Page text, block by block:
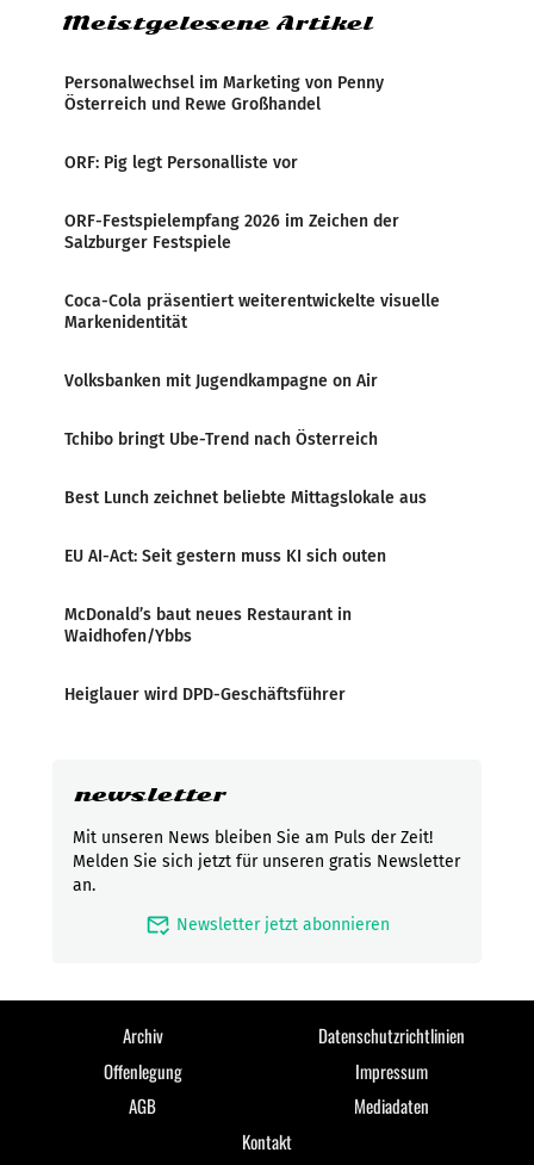
Meistgelesene Artikel
Personalwechsel im Marketing von Penny
Österreich und Rewe Großhandel
ORF: Pig legt Personalliste vor
ORF-Festspielempfang 2026 im Zeichen der
Salzburger Festspiele
Coca-Cola präsentiert weiterentwickelte visuelle
Markenidentität
Volksbanken mit Jugendkampagne on Air
Tchibo bringt Ube-Trend nach Österreich
Best Lunch zeichnet beliebte Mittagslokale aus
EU AI-Act: Seit gestern muss KI sich outen
McDonald’s baut neues Restaurant in
Waidhofen/Ybbs
Heiglauer wird DPD-Geschäftsführer
newsletter
Mit unseren News bleiben Sie am Puls der Zeit!
Melden Sie sich jetzt für unseren gratis Newsletter
an.
mark_email_read Newsletter jetzt abonnieren
Archiv
Datenschutzrichtlinien
Offenlegung
Impressum
AGB
Mediadaten
Kontakt